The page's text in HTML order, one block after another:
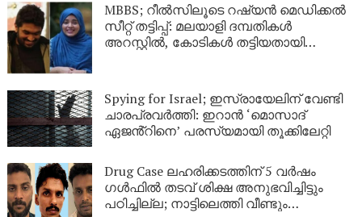
MBBS; റീൽസിലൂടെ റഷ്യൻ മെഡിക്കൽ
സീറ്റ് തട്ടിപ്പ്: മലയാളി ദമ്പതികൾ
അറസ്റ്റിൽ, കോടികൾ തട്ടിയതായി
Spying for Israel; ഇസ്രായേലിന് വേണ്ടി
ചാരപ്രവർത്തി: ഇറാൻ ‘മൊസാദ്
ഏജൻ്റിനെ’ പരസ്യമായി തൂക്കിലേറ്റി
Drug Case ലഹരിക്കടത്തിന് 5 വർഷം
ഗൾഫിൽ തടവ് ശിക്ഷ അനുഭവിച്ചിട്ടും
പഠിച്ചില്ല; നാട്ടിലെത്തി വീണ്ടും